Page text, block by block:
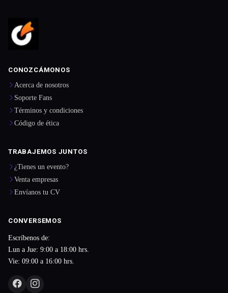
CONOZCÁMONOS
Acerca de nosotros
Soporte Fans
Términos y condiciones
Código de ética
TRABAJEMOS JUNTOS
¿Tienes un evento?
Venta empresas
Envíanos tu CV
CONVERSEMOS
Escríbenos de:
Lun a Jue: 9:00 a 18:00 hrs.
Vie: 09:00 a 16:00 hrs.